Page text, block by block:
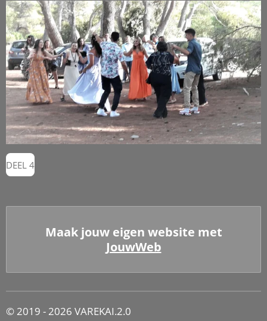
DEEL 4
Maak jouw eigen website met
JouwWeb
© 2019 - 2026 VAREKAI.2.0